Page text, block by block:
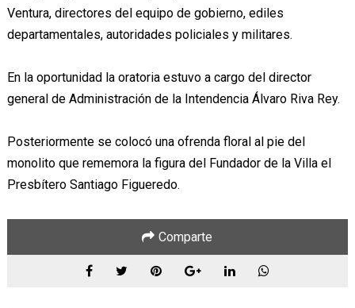
Ventura, directores del equipo de gobierno, ediles
departamentales, autoridades policiales y militares.
En la oportunidad la oratoria estuvo a cargo del director
general de Administración de la Intendencia Álvaro Riva Rey.
Posteriormente se colocó una ofrenda floral al pie del
monolito que rememora la figura del Fundador de la Villa el
Presbítero Santiago Figueredo.
Comparte